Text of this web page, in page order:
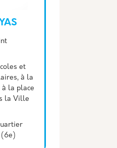
et
à la
à la place
la Ville
(6e)